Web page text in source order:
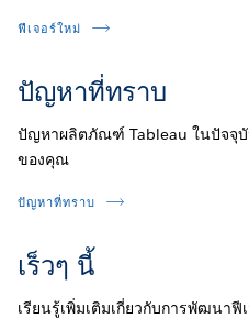
ฟีเจอร์ใหม่
ปัญหาที่ทราบ
ปัญหาผลิตภัณฑ์ Tableau ในปัจจุ
ของคุณ
ปัญหาที่ทราบ
เร็วๆ นี้
เรียนรู้เพิ่มเติมเกี่ยวกับการพัฒนาฟี